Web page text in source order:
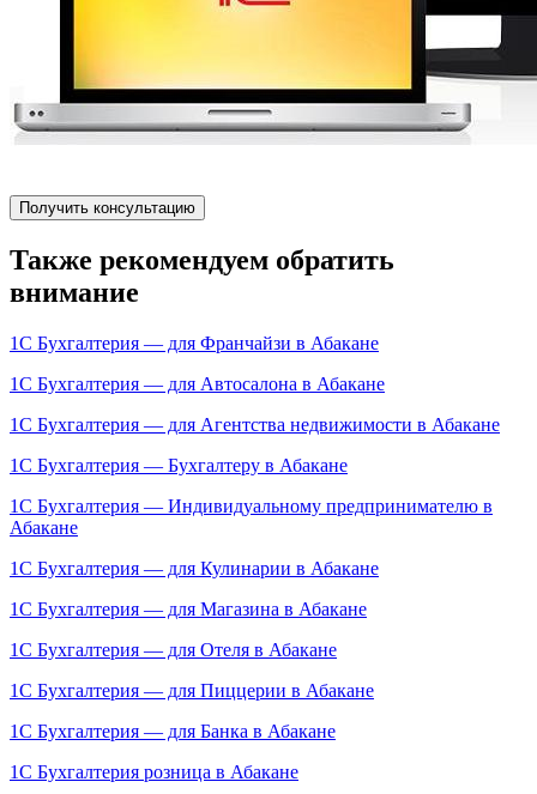
Получить консультацию
Также рекомендуем обратить
внимание
1С Бухгалтерия — для Франчайзи в Абакане
1С Бухгалтерия — для Автосалона в Абакане
1С Бухгалтерия — для Агентства недвижимости в Абакане
1С Бухгалтерия — Бухгалтеру в Абакане
1С Бухгалтерия — Индивидуальному предпринимателю в
Абакане
1С Бухгалтерия — для Кулинарии в Абакане
1С Бухгалтерия — для Магазина в Абакане
1С Бухгалтерия — для Отеля в Абакане
1С Бухгалтерия — для Пиццерии в Абакане
1С Бухгалтерия — для Банка в Абакане
1C Бухгалтерия розница в Абакане